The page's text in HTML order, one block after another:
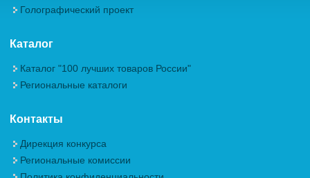
Голографический проект
Каталог
Каталог "100 лучших товаров России"
Региональные каталоги
Контакты
Дирекция конкурса
Региональные комиссии